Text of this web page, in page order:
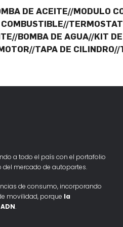
DE ACEITE//MODULO
BOMBA DE AGUA//KIT
TAPA DE
a todo el país con el portafolio
mercado de autopartes.
de consumo, incorporando
movilidad, porque la
.